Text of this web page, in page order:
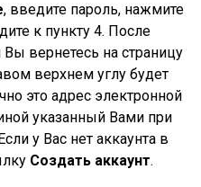
, введите пароль, нажмите
к пункту 4. После
вернетесь на страницу
верхнем углу будет
это адрес электронной
указанный Вами при
у Вас нет аккаунта в
Создать аккаунт.